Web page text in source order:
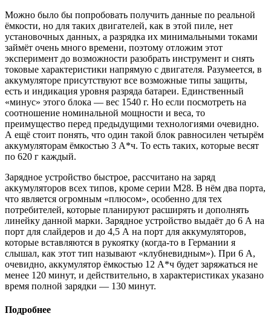
Можно было бы попробовать получить данные по реальной
ёмкости, но для таких двигателей, как в этой пиле, нет
установочных данных, а разрядка их минимальными токами
займёт очень много времени, поэтому отложим этот
эксперимент до возможности разобрать инструмент и снять
токовые характеристики напрямую с двигателя. Разумеется, в
аккумуляторе присутствуют все возможные типы защиты,
есть и индикация уровня разряда батареи. Единственный
«минус» этого блока — вес 1540 г. Но если посмотреть на
соотношение номинальной мощности и веса, то
преимущество перед предыдущими технологиями очевидно.
А ещё стоит понять, что один такой блок равносилен четырём
ак­кумуляторам ёмкостью 3 А*ч. То есть таких, которые весят
по 620 г каждый.
Зарядное устройство быстрое, рассчитано на заряд
аккумуляторов всех типов, кроме серии M28. В нём два порта,
что является огромным «плюсом», особенно для тех
потребителей, которые планируют расширять и дополнять
линейку данной марки. Зарядное устройство выдаёт до 6 А на
порт для слайдеров и до 4,5 А на порт для аккумуляторов,
которые вставляются в рукоятку (когда-то в Германии я
слышал, как этот тип называют «клубневидным»). При 6 А,
очевидно, аккумулятор ёмкостью 12 А*ч будет заряжаться не
менее 120 минут, и действительно, в характеристиках указано
время полной зарядки — 130 минут.
Подробнее